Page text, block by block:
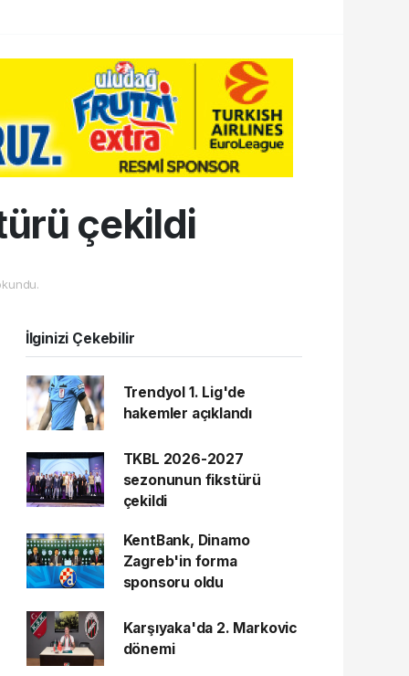
çekildi
İlginizi Çekebilir
Trendyol 1. Lig'de
hakemler açıklandı
TKBL 2026-2027
sezonunun fikstürü
çekildi
KentBank, Dinamo
Zagreb'in forma
sponsoru oldu
Karşıyaka'da 2. Markovic
dönemi